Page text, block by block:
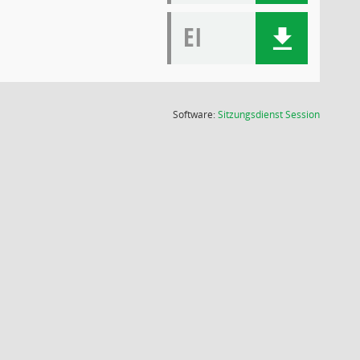
EI
Software:SitzungsdienstSession(Wird in